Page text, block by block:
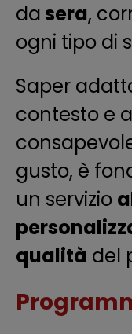
dasera,
ogni tipo di
Saper
contesto e
gusto, è
un servizio
qualità del